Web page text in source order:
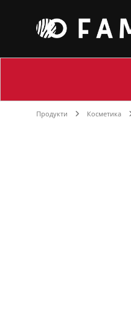
Продукти Косметика